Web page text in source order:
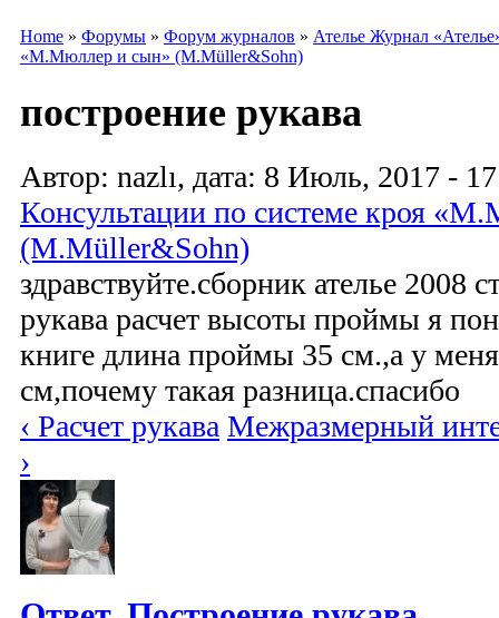
Home » Форумы » Форум журналов » Ателье Журнал
«М.Мюллер и сын» (M.Müller&Sohn)
построение рукава
Автор: nazlı, дата: 8 Июль, 2017 -
Консультации по системе кроя
(M.Müller&Sohn)
здравствуйте.сборник ателье 2008
рукава расчет высоты проймы я
книге длина проймы 35 см.,а у
см,почему такая разница.спасибо
‹ Расчет рукава Межразмерный
›